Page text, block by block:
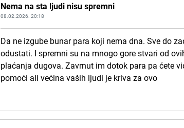
Nema na sta ljudi nisu spremni
08.02.2026. 20:18
Da ne izgube bunar para koji nema dna. Sve do
odustati. I spremni su na mnogo gore stvari od
plaćanja dugova. Zavrnut im dotok para pa ćete
pomoći ali većina vaših ljudi je kriva za ovo